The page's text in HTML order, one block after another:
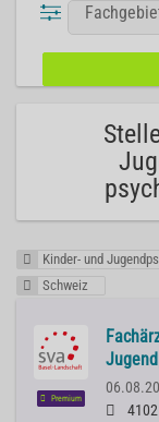
Kinder- und
Schweiz
Premium